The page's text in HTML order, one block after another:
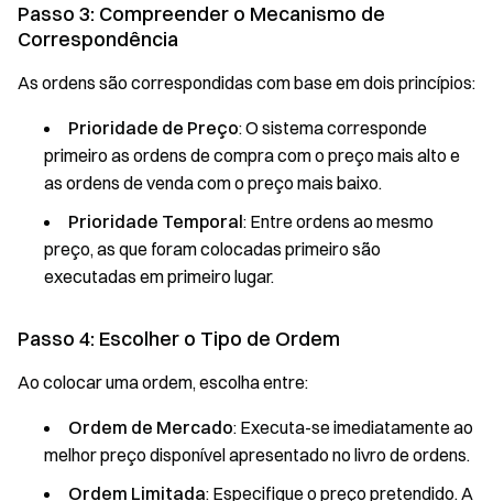
Passo 3: Compreender o Mecanismo de
Correspondência
As ordens são correspondidas com base em dois princípios:
Prioridade de Preço: O sistema corresponde
primeiro as ordens de compra com o preço mais alto e
as ordens de venda com o preço mais baixo.
Prioridade Temporal: Entre ordens ao mesmo
preço, as que foram colocadas primeiro são
executadas em primeiro lugar.
Passo 4: Escolher o Tipo de Ordem
Ao colocar uma ordem, escolha entre:
Ordem de Mercado: Executa-se imediatamente ao
melhor preço disponível apresentado no livro de ordens.
Ordem Limitada: Especifique o preço pretendido. A